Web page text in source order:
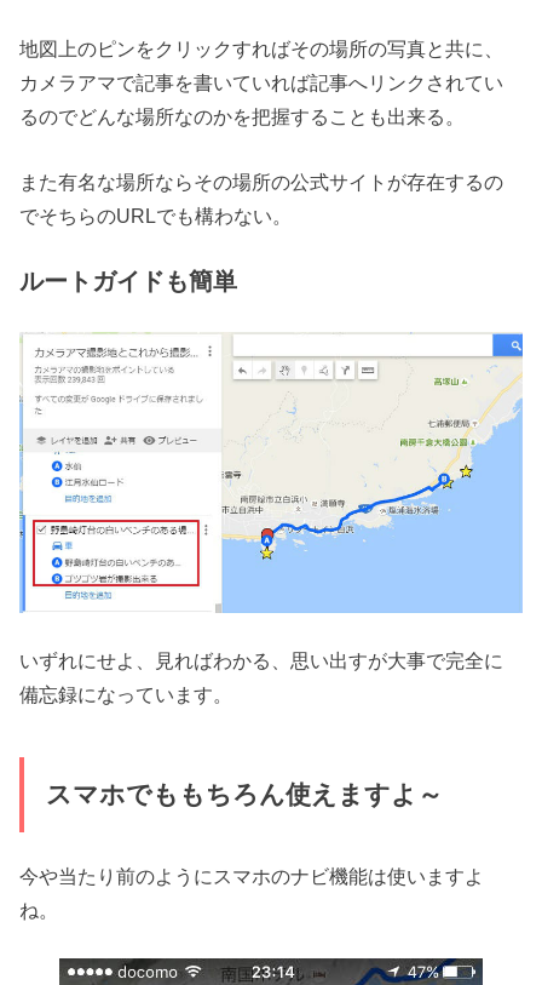
地図上のピンをクリックすればその場所の写真と共に、
カメラアマで記事を書いていれば記事へリンクされてい
るのでどんな場所なのかを把握することも出来る。
また有名な場所ならその場所の公式サイトが存在するの
でそちらのURLでも構わない。
ルートガイドも簡単
いずれにせよ、見ればわかる、思い出すが大事で完全に
備忘録になっています。
スマホでももちろん使えますよ～
今や当たり前のようにスマホのナビ機能は使いますよ
ね。